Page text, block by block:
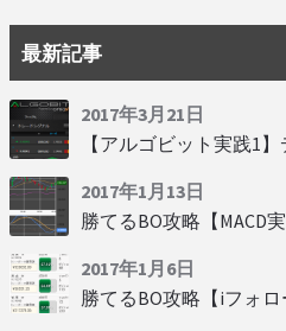
最新記事
2017年3月21日
【アルゴビット実践1
2017年1月13日
勝てるBO攻略【MACD
2017年1月6日